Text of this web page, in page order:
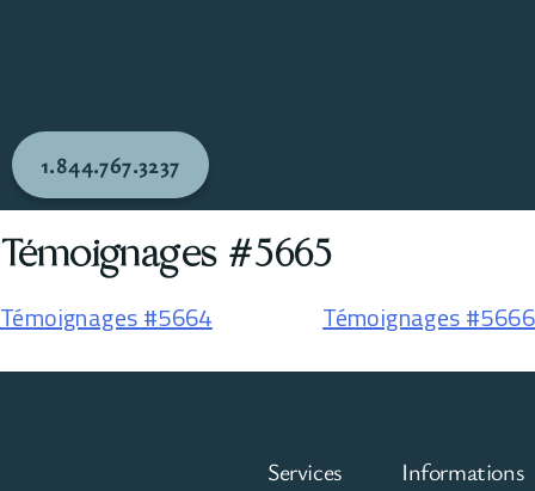
1.844.767.3237
Témoignages #5665
Témoignages #5664 Témoignages #5666
Services
Informations